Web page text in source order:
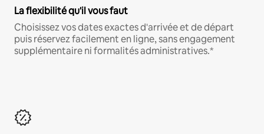
La flexibilité qu'il vous faut
Choisissez vos dates exactes d'arrivée et de départ
puis réservez facilement en ligne, sans engagement
supplémentaire ni formalités administratives.*